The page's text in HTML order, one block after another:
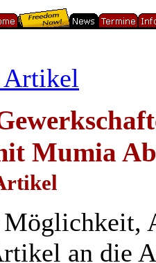
Artikel
Mumia
Möglichkeit,
an die